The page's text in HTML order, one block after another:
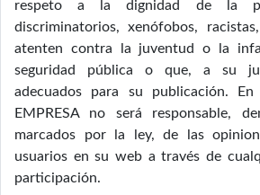
respeto a la dignidad de la
discriminatorios, xenófobos,
atenten contra la juventud o la
seguridad pública o que, a su
adecuados para su publicación.
EMPRESA no será responsable,
marcados por la ley, de las
usuarios en su web a través de
participación.